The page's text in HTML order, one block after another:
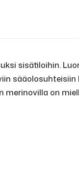
sisätiloihin.
on